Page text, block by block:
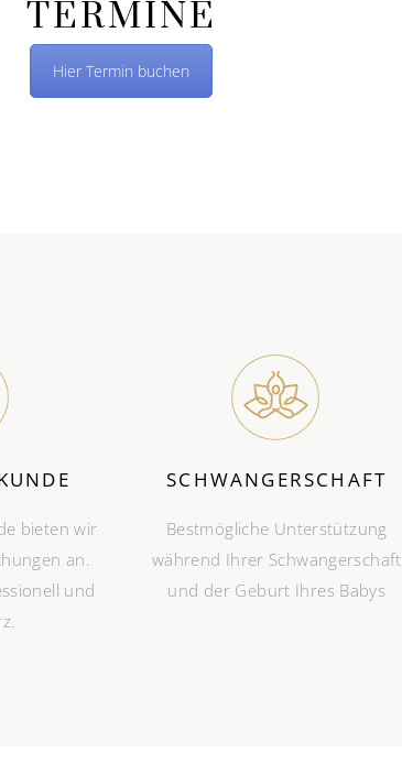
TERMINE
Hier Termin buchen
bieten wir
an.
und
SCHWANGERSCHAFT
Bestmögliche Unterstützung
während Ihrer Schwangerschaft
und der Geburt Ihres Babys